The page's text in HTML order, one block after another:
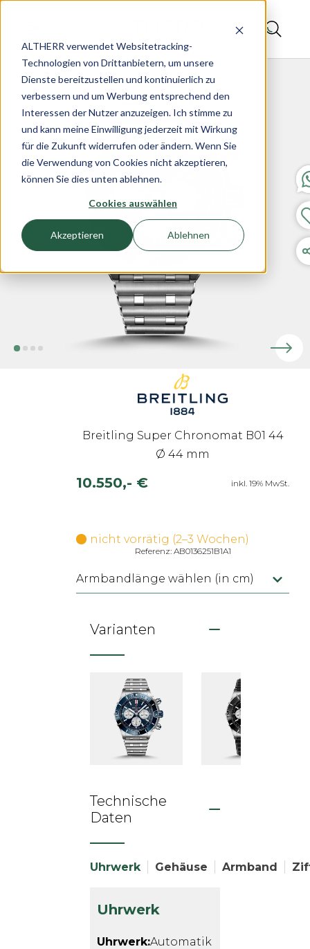
ALTHERR verwendet Websitetracking-
Technologien von Drittanbietern, um unsere
Dienste bereitzustellen und kontinuierlich zu
verbessern und um Werbung entsprechend den
Interessen der Nutzer anzuzeigen. Ich stimme zu
und kann meine Einwilligung jederzeit mit Wirkung
für die Zukunft widerrufen oder ändern. Wenn Sie
die Verwendung von Cookies nicht akzeptieren,
können Sie dies unten ablehnen.
Cookies auswählen
Akzeptieren Ablehnen
Breitling Super Chronomat B01 44
Ø 44 mm
10.550,- € inkl. 19% MwSt.
nicht vorrätig (2–3 Wochen)
Referenz: AB0136251B1A1
Armbandlänge wählen (in cm)
Varianten
Technische
Daten
Uhrwerk Gehäuse Armband
Uhrwerk
Uhrwerk:Automatik